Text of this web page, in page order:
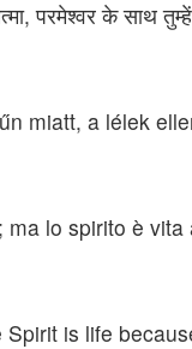
परमेश्वर के साथ
miatt, a lélek
lo spirito è
is life